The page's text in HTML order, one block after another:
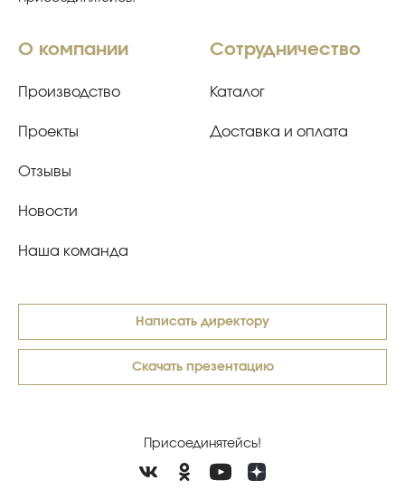
О компании
Производство
Проекты
Отзывы
Новости
Наша команда
Сотрудничество
Каталог
Доставка и оплата
Написать директору
Скачать презентацию
Присоединятейсь!